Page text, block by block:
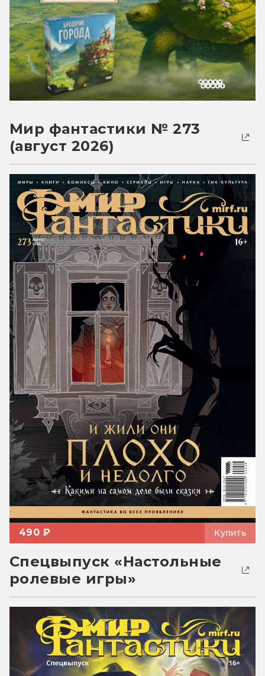
Мир фантастики № 273
(август 2026)
490 ₽ Купить
Спецвыпуск «Настольные
ролевые игры»